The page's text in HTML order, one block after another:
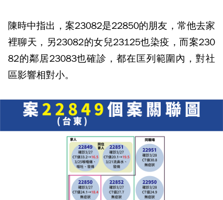
陳時中指出，案23082是22850的朋友，常他去家
裡聊天，另23082的女兒23125也染疫，而案230
82的鄰居23083也確診，都在匡列範圍內，對社
區影響相對小。